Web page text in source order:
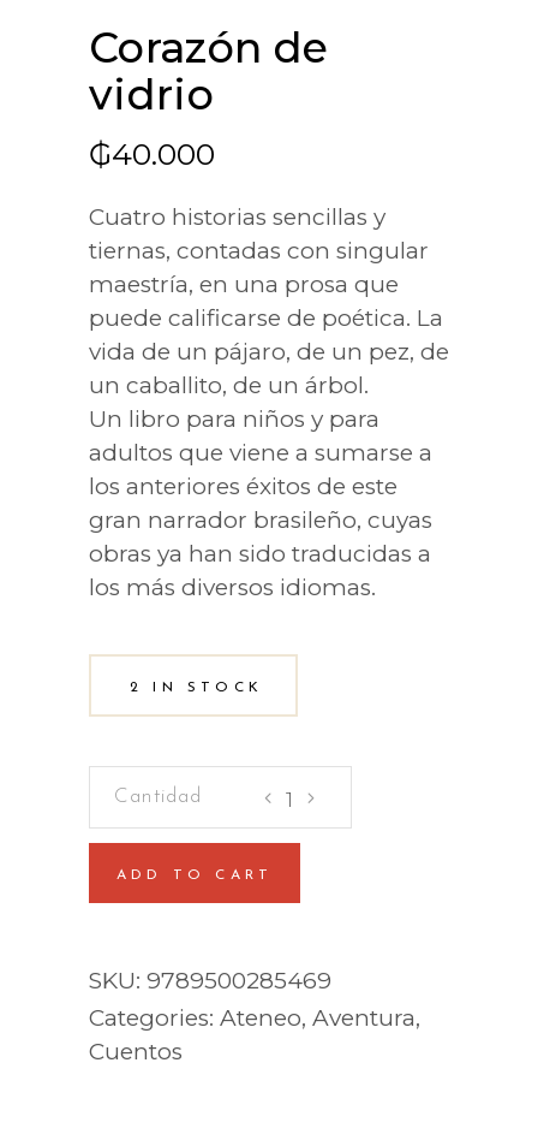
Corazón de
vidrio
₲40.000
Cuatro historias sencillas y
tiernas, contadas con singular
maestría, en una prosa que
puede calificarse de poética. La
vida de un pájaro, de un pez, de
un caballito, de un árbol.
Un libro para niños y para
adultos que viene a sumarse a
los anteriores éxitos de este
gran narrador brasileño, cuyas
obras ya han sido traducidas a
los más diversos idiomas.
2 IN STOCK
vidrio
quantity
ADD TO CART
SKU: 9789500285469
Categories: Ateneo, Aventura,
Cuentos